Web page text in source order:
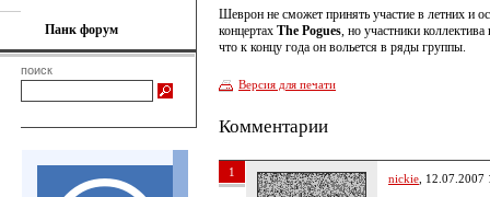
Панк форум
поиск
Шеврон не сможет принять участие в летних и
концертах The Pogues, но участники коллектива
что к концу года он вольется в ряды группы.
Версия для печати
Комментарии
1 nickie , 12.07.2007